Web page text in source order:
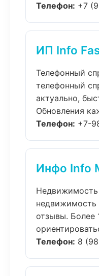
Телефон: +7
ИП Info
Телефонный
телефонный
актуально,
Обновления
Телефон: +7-
Инфо Info
Недвижимость
недвижимость
отзывы. Более
Телефон: 8